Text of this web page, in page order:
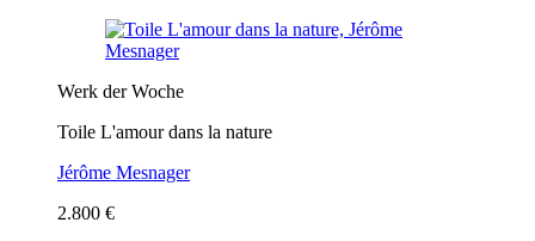
Werk der Woche
Toile L'amour dans la nature
Jérôme Mesnager
2.800 €